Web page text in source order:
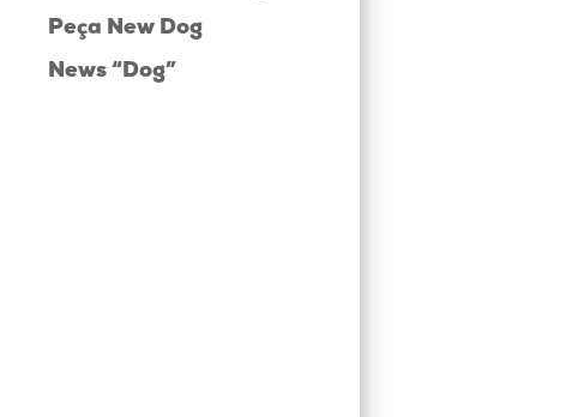
Peça New Dog
News “Dog”